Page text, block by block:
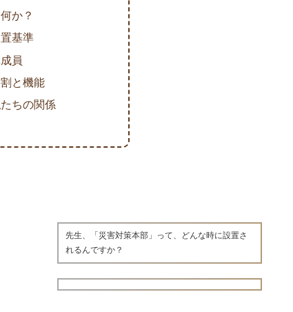
か？
基準
員
と機能
ちの関係
先生、「災害対策本部」って、どんな時に設置さ
れるんですか？